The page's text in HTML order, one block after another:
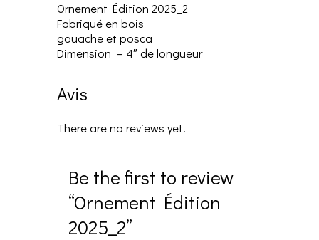
Ornement Édition 2025_2
Fabriqué en bois
gouache et posca
Dimension – 4″ de longueur
Avis
There are no reviews yet.
Be the first to review
“Ornement Édition
2025_2”